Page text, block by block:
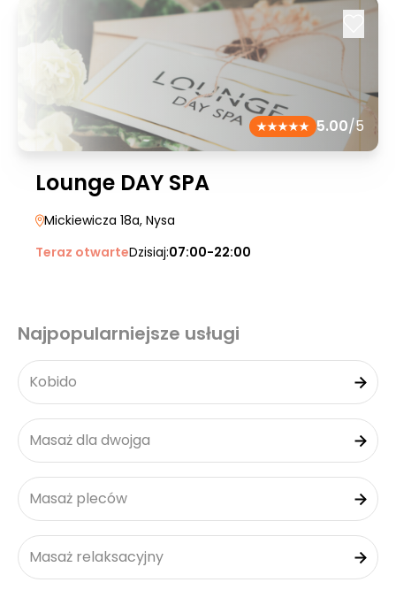
5.00/5
Lounge DAY SPA
Mickiewicza 18a, Nysa
Teraz otwarteDzisiaj:07:00-22:00
Najpopularniejsze usługi
Kobido
Masaż dla dwojga
Masaż pleców
Masaż relaksacyjny